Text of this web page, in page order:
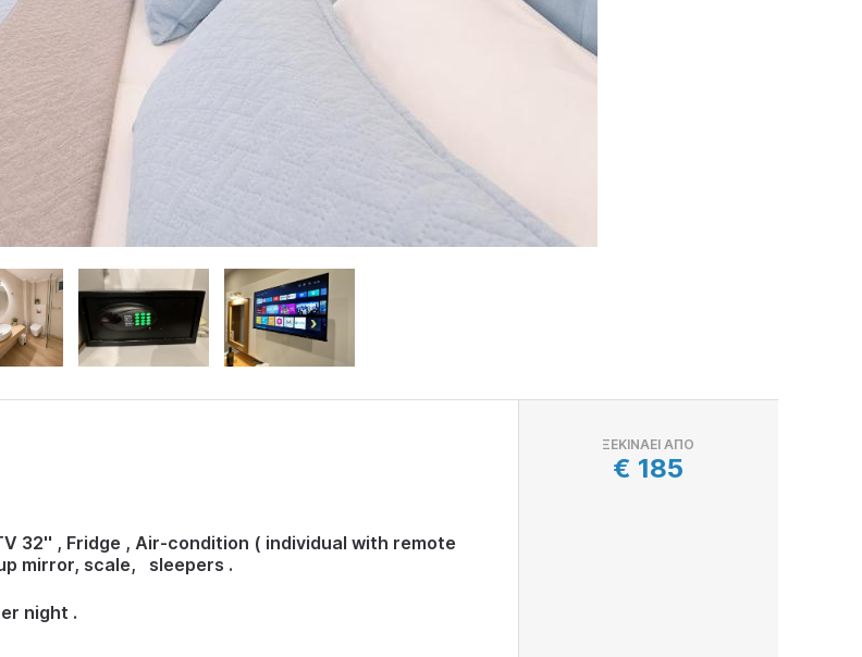
32'' , Fridge , Air-condition ( individual with remote
mirror, scale, sleepers .
night .
ΞΕΚΙΝΆΕΙ ΑΠΌ
€ 185